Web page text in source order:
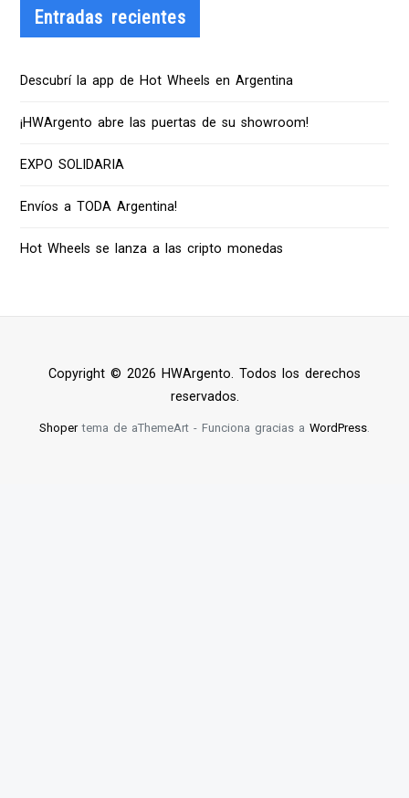
Entradas recientes
Descubrí la app de Hot Wheels en Argentina
¡HWArgento abre las puertas de su showroom!
EXPO SOLIDARIA
Envíos a TODA Argentina!
Hot Wheels se lanza a las cripto monedas
Copyright © 2026 HWArgento. Todos los derechos
reservados.
Shopertema de aThemeArt - Funciona gracias a WordPress.